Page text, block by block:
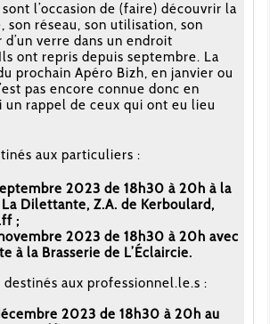
l’occasion de (faire) découvrir la
son réseau, son utilisation, son
verre dans un endroit
ont repris depuis septembre. La
prochain Apéro Bizh, en janvier ou
pas encore connue donc en
un rappel de ceux qui ont eu lieu
aux particuliers :
2023 de 18h30 à 20h à la
La Dilettante, Z.A. de Kerboulard,
;
2023 de 18h30 à 20h avec
à la Brasserie de L’Éclaircie.
destinés aux professionnel.le.s :
2023 de 18h30 à 20h au